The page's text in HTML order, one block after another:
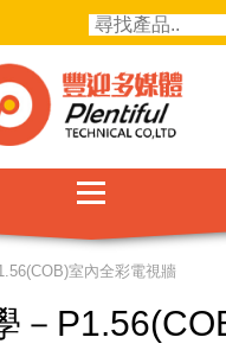
服務項目
室內全彩電視牆
－